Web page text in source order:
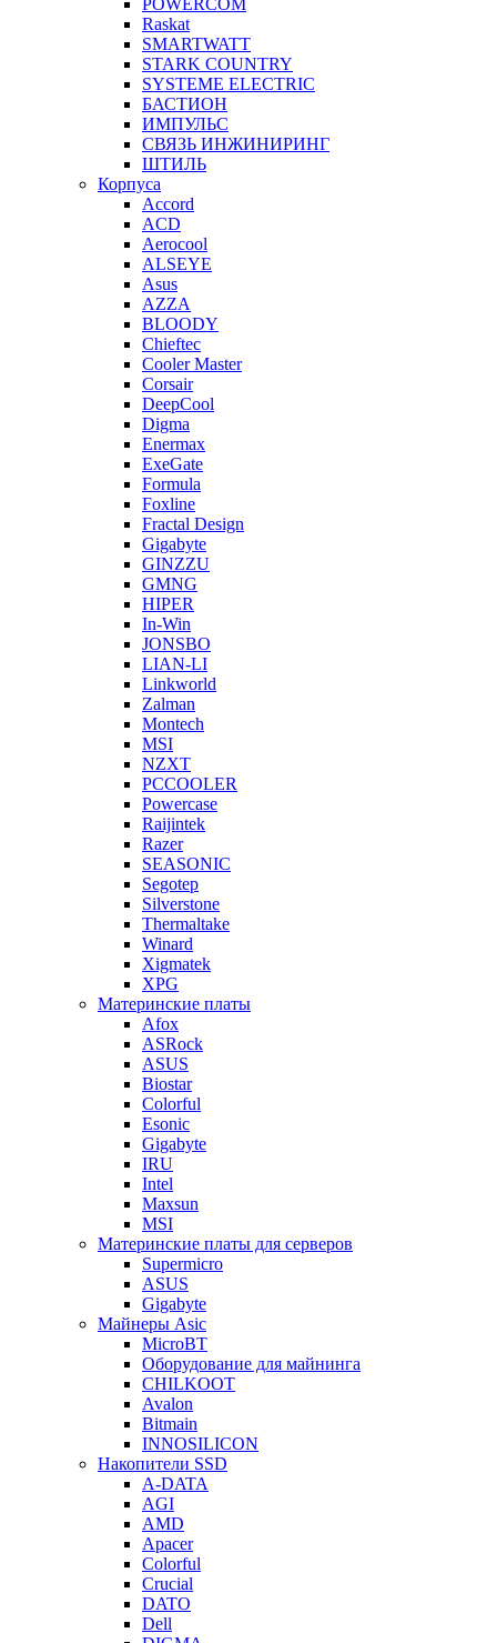
POWERCOM
Raskat
SMARTWATT
STARK COUNTRY
SYSTEME ELECTRIC
БАСТИОН
ИМПУЛЬС
СВЯЗЬ ИНЖИНИРИНГ
ШТИЛЬ
Корпуса
Accord
ACD
Aerocool
ALSEYE
Asus
AZZA
BLOODY
Chieftec
Cooler Master
Corsair
DeepCool
Digma
Enermax
ExeGate
Formula
Foxline
Fractal Design
Gigabyte
GINZZU
GMNG
HIPER
In-Win
JONSBO
LIAN-LI
Linkworld
Zalman
Montech
MSI
NZXT
PCCOOLER
Powercase
Raijintek
Razer
SEASONIC
Segotep
Silverstone
Thermaltake
Winard
Xigmatek
XPG
Материнские платы
Afox
ASRock
ASUS
Biostar
Colorful
Esonic
Gigabyte
IRU
Intel
Maxsun
MSI
Материнские платы для серверов
Supermicro
ASUS
Gigabyte
Майнеры Asic
MicroBT
Оборудование для майнинга
CHILKOOT
Avalon
Bitmain
INNOSILICON
Накопители SSD
A-DATA
AGI
AMD
Apacer
Colorful
Crucial
DATO
Dell